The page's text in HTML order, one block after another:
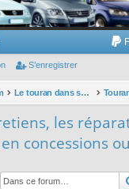
acquéreurs du Volkswagen
S’enregistrer
Le touran dans ses versions I (V1 V2 V3) et II ...
les
concessions